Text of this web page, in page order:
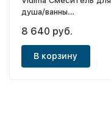
душа/ванны
душевым набором)
Флоу
8 640 руб.
В корзину